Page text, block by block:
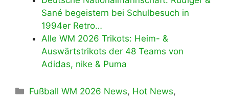
Sané begeistern bei Schulbesuch in
1994er Retro…
Alle WM 2026 Trikots: Heim- &
Auswärtstrikots der 48 Teams von
Adidas, nike & Puma
Kategorien
Fußball WM 2026 News, Hot News,